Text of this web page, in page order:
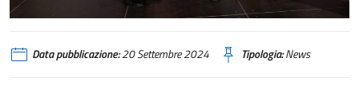
Data pubblicazione:20 Settembre 2024 Tipologia:News